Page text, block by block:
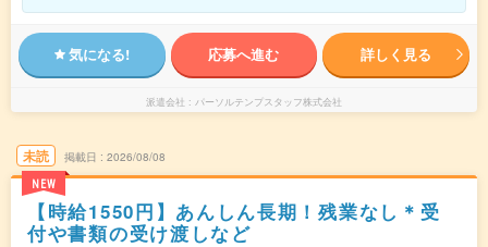
気になる! 応募へ進む 詳しく見る
派遣会社 パーソルテンプスタッフ株式会社
未読
NEW
掲載日 2026/08/08
【時給1550円】あんしん長期！残業なし＊受
付や書類の受け渡しなど